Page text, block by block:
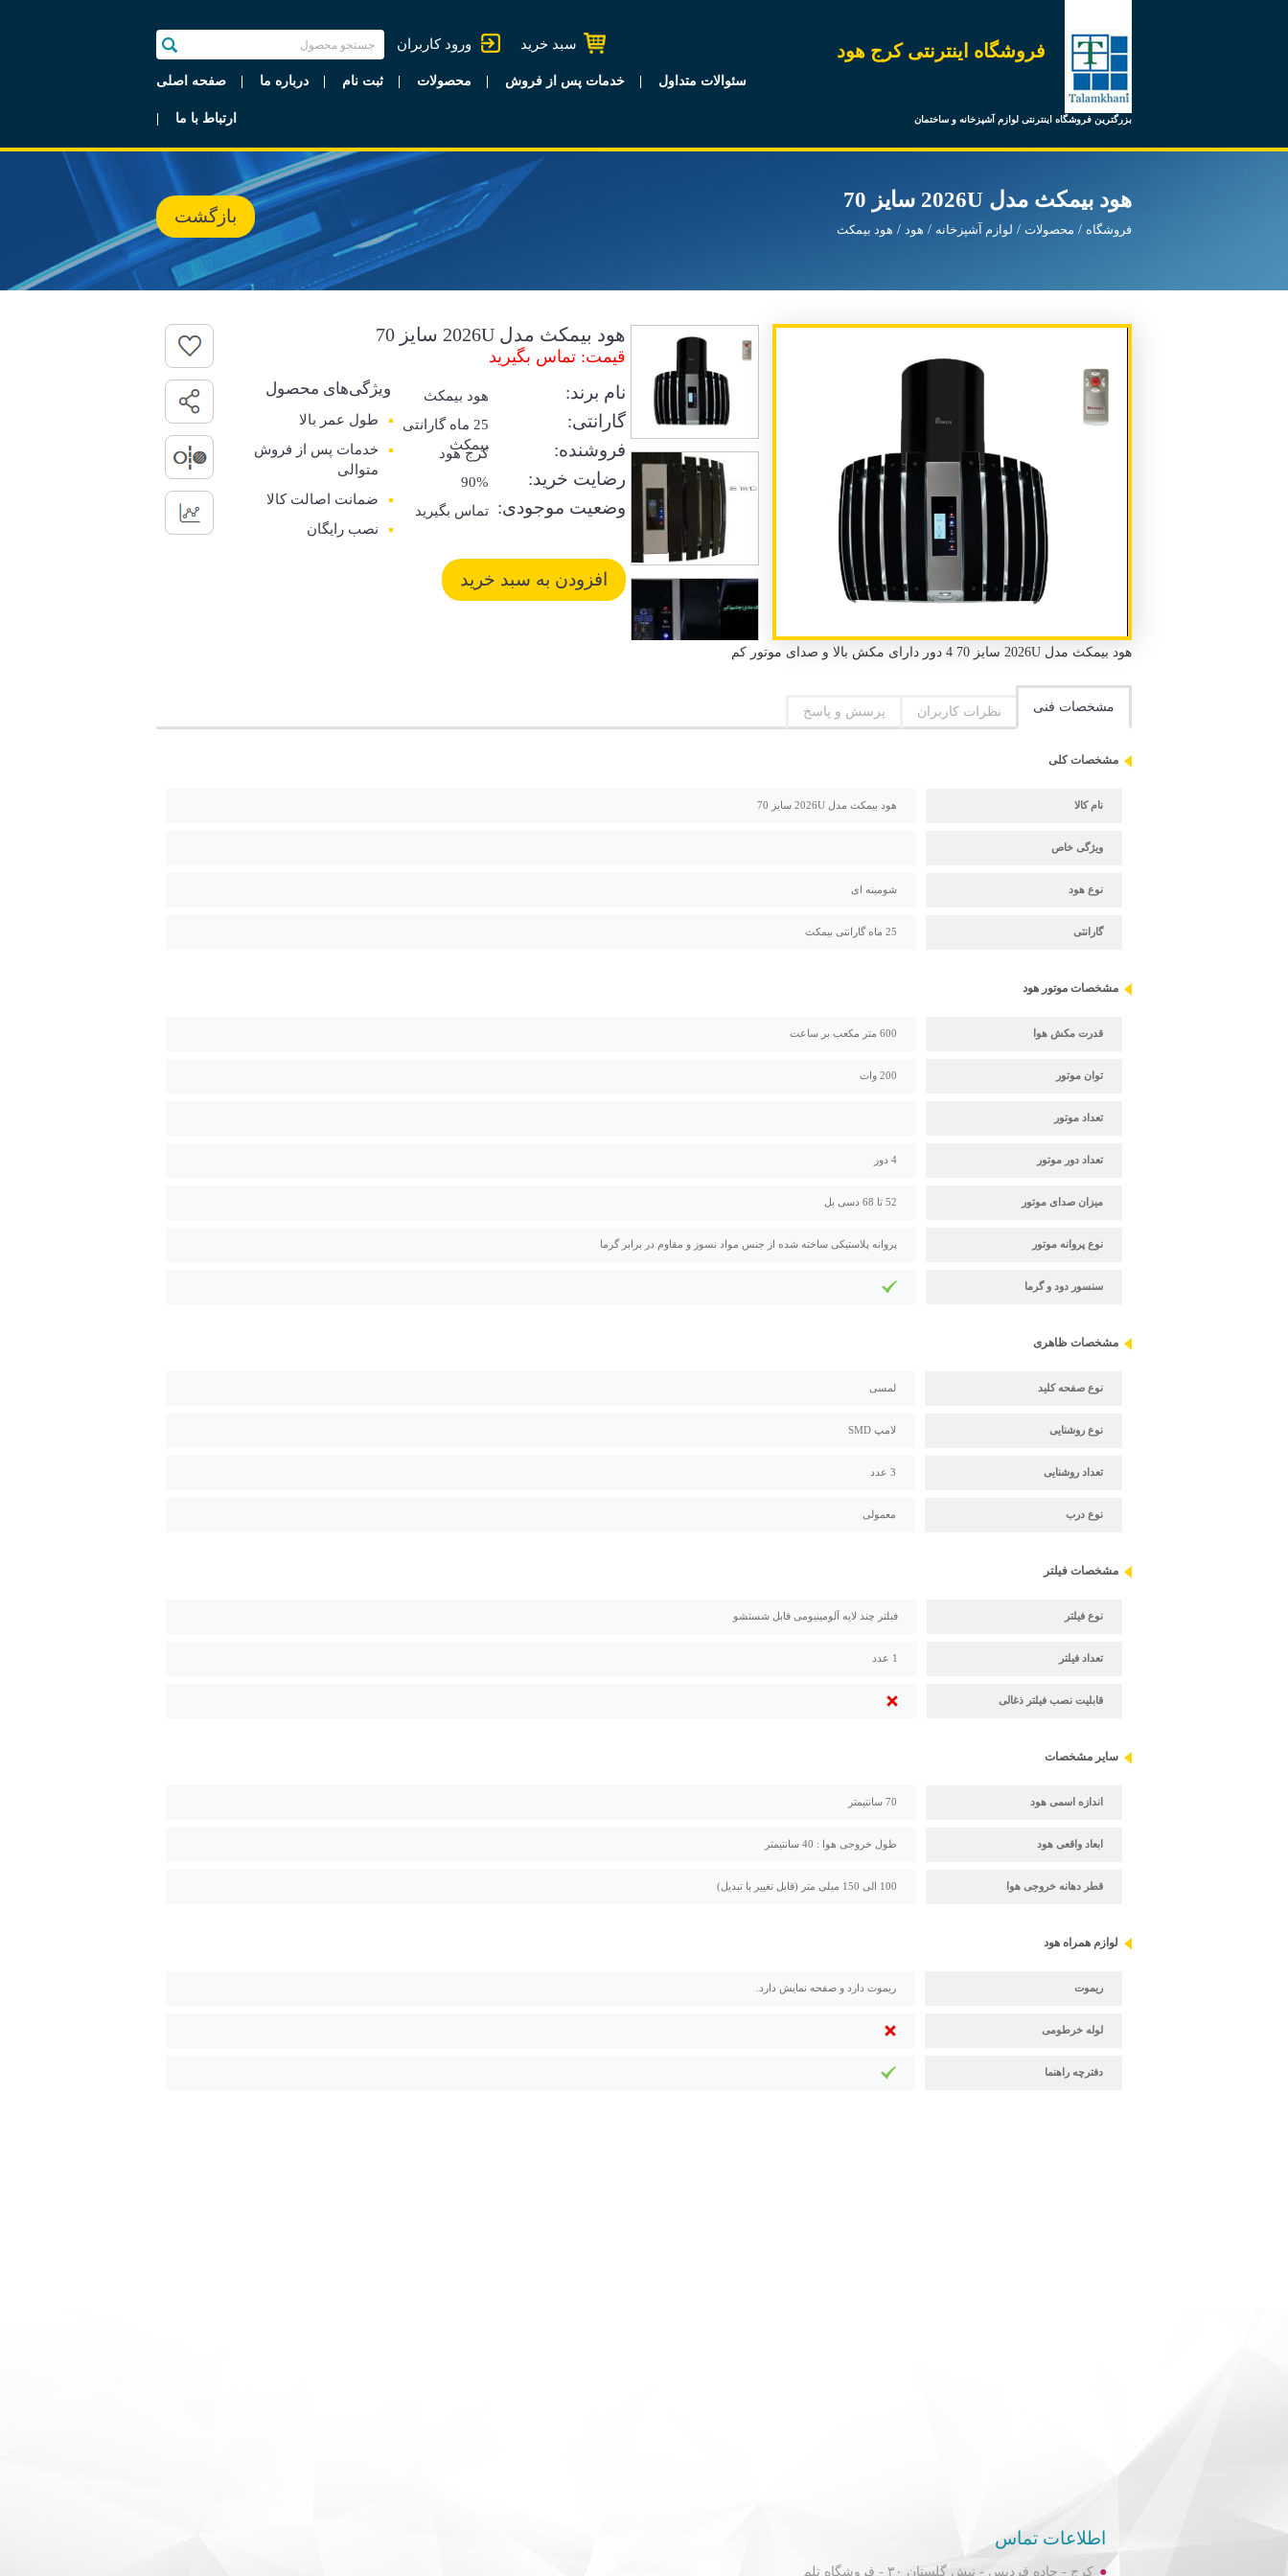
فروشگاه اینترنتی کرج هود
بزرگترین فروشگاه اینترنتی لوازم آشپزخانه و ساختمان
ورود کاربران سبد خرید
صفحه اصلی درباره ما ثبت نام محصولات خدمات پس از فروش سئوالات متداول
ارتباط با ما
هود بیمکث مدل 2026U سایز 70
فروشگاه محصولات لوازم آشپزخانه هود هود بیمکث
بازگشت
هود بیمکث مدل 2026U سایز 70
قیمت: تماس بگیرید
نام برند: هود بیمکث
گارانتی:
25 ماه گارانتی
بیمکث
فروشنده: کرج هود
رضایت خرید: 90%
وضعیت موجودی: تماس بگیرید
ویژگی‌های محصول
طول عمر بالا
خدمات پس از فروش
متوالی
ضمانت اصالت کالا
نصب رایگان
هود بیمکث مدل 2026U سایز 70 4 دور دارای مکش بالا و صدای موتور کم
مشخصات فنی نظرات کاربران پرسش و پاسخ
مشخصات کلی
نام کالا هود بیمکث مدل 2026U سایز 70
ویژگی خاص
نوع هود شومینه ای
گارانتی 25 ماه گارانتی بیمکث
مشخصات موتور هود
قدرت مکش هوا 600 متر مکعب بر ساعت
توان موتور 200 وات
تعداد موتور
تعداد دور موتور 4 دور
میزان صدای موتور 52 تا 68 دسی بل
نوع پروانه موتور پروانه پلاستیکی ساخته شده از جنس مواد نسوز و مقاوم در برابر گرما
سنسور دود و گرما
مشخصات ظاهری
نوع صفحه کلید لمسی
نوع روشنایی لامپ SMD
تعداد روشنایی 3 عدد
نوع درب معمولی
مشخصات فیلتر
نوع فیلتر فبلتر چند لایه آلومینیومی قابل شستشو
تعداد فیلتر 1 عدد
قابلیت نصب فیلتر ذغالی
سایر مشخصات
اندازه اسمی هود 70 سانتیمتر
ابعاد واقعی هود طول خروجی هوا : 40 سانتیمتر
قطر دهانه خروجی هوا 100 الی 150 میلی متر (قابل تغییر با تبدیل)
لوازم همراه هود
ریموت ریموت دارد و صفحه نمایش دارد.
لوله خرطومی
دفترچه راهنما
اطلاعات تماس
کرج - جاده فردیس - نبش گلستان ۳۰ - فروشگاه تلم